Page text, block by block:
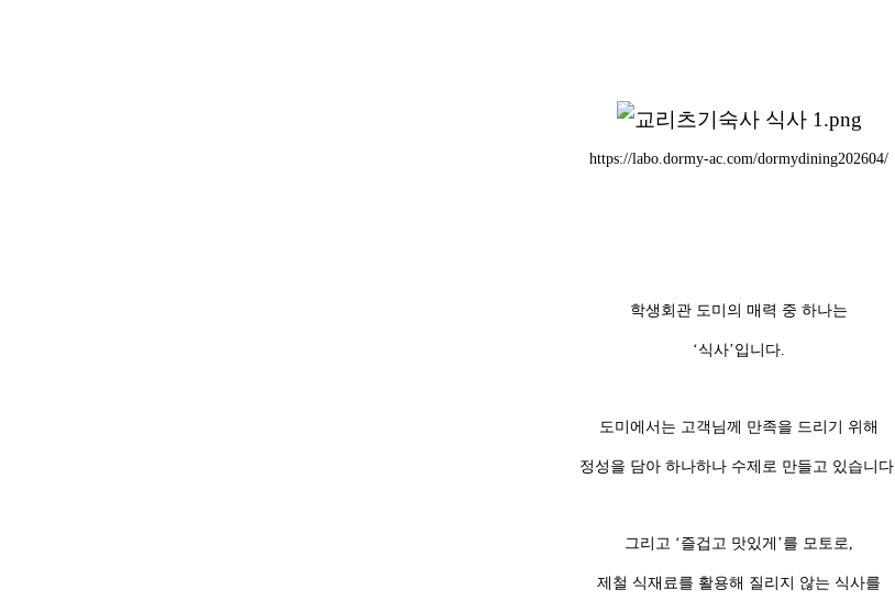
https://labo.dormy-ac.com/dormydining202604/
학생회관 도미의 매력 중 하나는
‘식사’입니다.
도미에서는 고객님께 만족을 드리기 위해
정성을 담아 하나하나 수제로 만들고 있습니다.
그리고 ‘즐겁고 맛있게’를 모토로,
제철 식재료를 활용해 질리지 않는 식사를